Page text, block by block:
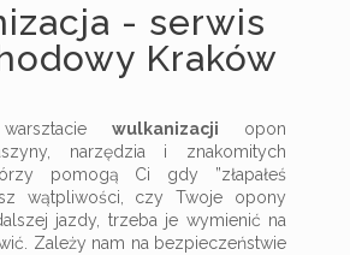
- serwis
Kraków
wulkanizacji opon
narzędzia i znakomitych
pomogą Ci gdy ”złapałeś
wątpliwości, czy Twoje opony
jazdy, trzeba je wymienić na
Zależy nam na bezpieczeństwie